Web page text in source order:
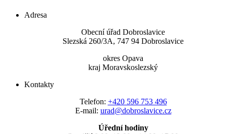
Adresa
Obecní úřad Dobroslavice
Slezská 260/3A, 747 94 Dobroslavice
okres Opava
kraj Moravskoslezský
Kontakty
Telefon: +420 596 753 496
E-mail: urad@dobroslavice.cz
Úřední hodiny